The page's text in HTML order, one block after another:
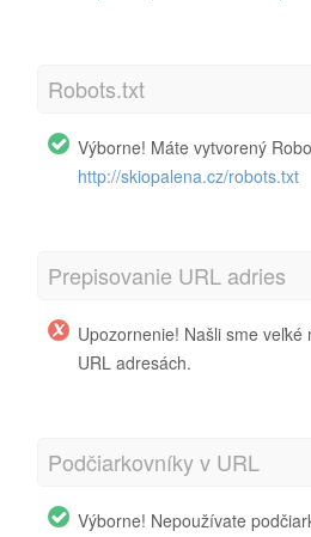
Robots.txt
Výborne! Máte vytvorený
http://skiopalena.cz/robots.txt
Prepisovanie URL adries
Upozornenie! Našli sme
URL adresách.
Podčiarkovníky v URL
Výborne! Nepoužívate